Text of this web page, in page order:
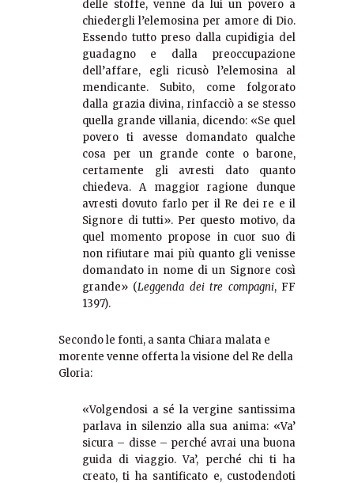
delle stoffe, venne da lui un povero a
chiedergli l’elemosina per amore di Dio.
Essendo tutto preso dalla cupidigia del
guadagno e dalla preoccupazione
dell’affare, egli ricusò l’elemosina al
mendicante. Subito, come folgorato
dalla grazia divina, rinfacciò a se stesso
quella grande villania, dicendo: «Se quel
povero ti avesse domandato qualche
cosa per un grande conte o barone,
certamente gli avresti dato quanto
chiedeva. A maggior ragione dunque
avresti dovuto farlo per il Re dei re e il
Signore di tutti». Per questo motivo, da
quel momento propose in cuor suo di
non rifiutare mai più quanto gli venisse
domandato in nome di un Signore così
grande» (Leggenda dei tre compagni, FF
1397).
Secondo le fonti, a santa Chiara malata e
morente venne offerta la visione del Re della
Gloria:
«Volgendosi a sé la vergine santissima
parlava in silenzio alla sua anima: «Va’
sicura – disse – perché avrai una buona
guida di viaggio. Va’, perché chi ti ha
creato, ti ha santificato e, custodendoti